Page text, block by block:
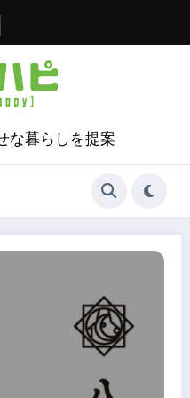
な暮らしを提案